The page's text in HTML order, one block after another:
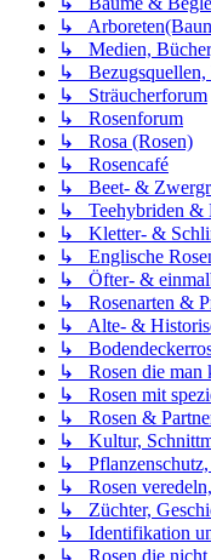
↳
↳ Medien,
↳ Bezugsquellen,
↳ Sträucherforum
↳ Rosenforum
↳ Rosa (Rosen)
↳ Rosencafé
↳ Beet- &
↳ Teehybriden &
↳ Kletter- &
↳ Englische
↳ Öfter- &
↳ Rosenarten &
↳ Alte- &
↳
↳ Rosen die man
↳ Rosen mit
↳ Rosen &
↳ Kultur,
↳ Pflanzenschutz,
↳ Rosen
↳ Züchter,
↳ Identifikation
↳ Rosen die nicht